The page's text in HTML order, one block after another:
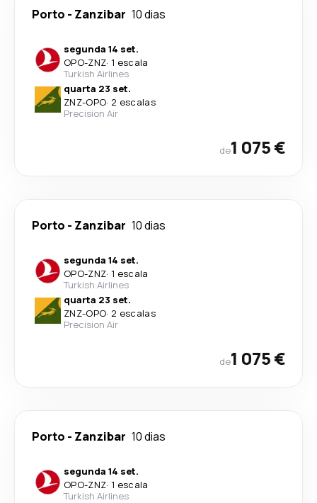
Porto - Zanzibar 10 dias
segunda 14 set.
OPO-ZNZ· 1 escala
Turkish Airlines
quarta 23 set.
ZNZ-OPO· 2 escalas
Precision Air
de1 075 €
Porto - Zanzibar 10 dias
segunda 14 set.
OPO-ZNZ· 1 escala
Turkish Airlines
quarta 23 set.
ZNZ-OPO· 2 escalas
Precision Air
de1 075 €
Porto - Zanzibar 10 dias
segunda 14 set.
OPO-ZNZ· 1 escala
Turkish Airlines